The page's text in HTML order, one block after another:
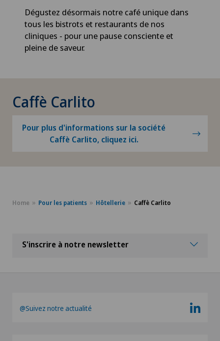
Dégustez désormais notre café unique dans
tous les bistrots et restaurants de nos
cliniques - pour une pause consciente et
pleine de saveur.
Caffè Carlito
Pour plus d'informations sur la société
Caffè Carlito, cliquez ici.
Home Pour les patients Hôtellerie Caffè Carlito
S'inscrire à notre newsletter
@Suivez notre actualité